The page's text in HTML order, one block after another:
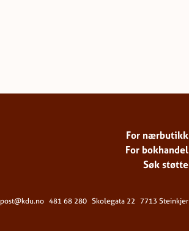
For nærbutikk
For bokhandel
Søk støtte
post@kdu.no 481 68 280 Skolegata 22 7713 Steinkjer